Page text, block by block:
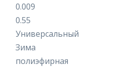
0.009
0.55
Универсальный
Зима
полиэфирная